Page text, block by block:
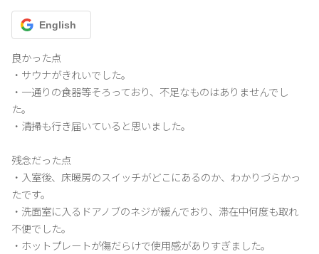
English
良かった点
・サウナがきれいでした。
・一通りの食器等そろっており、不足なものはありませんでし
た。
・清掃も行き届いていると思いました。
残念だった点
・入室後、床暖房のスイッチがどこにあるのか、わかりづらかっ
たです。
・洗面室に入るドアノブのネジが緩んでおり、滞在中何度も取れ
不便でした。
・ホットプレートが傷だらけで使用感がありすぎました。